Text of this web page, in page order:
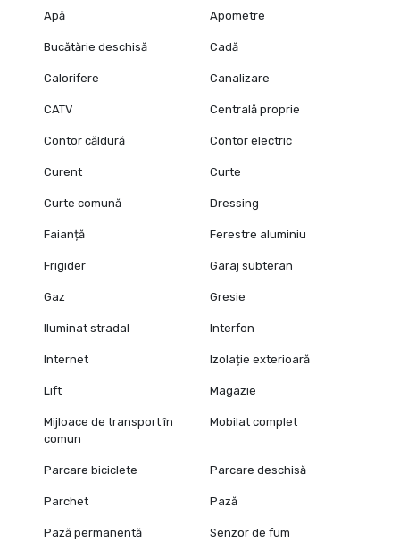
Apă Apometre
Bucătărie deschisă Cadă
Calorifere Canalizare
CATV Centrală proprie
Contor căldură Contor electric
Curent Curte
Curte comună Dressing
Faianță Ferestre aluminiu
Frigider Garaj subteran
Gaz Gresie
Iluminat stradal Interfon
Internet Izolație exterioară
Lift Magazie
Mijloace de transport în
comun
Mobilat complet
Parcare biciclete Parcare deschisă
Parchet Pază
Pază permanentă Senzor de fum